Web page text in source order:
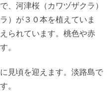
、河津桜（カワヅザクラ）
）が３０本を植えていま
られています。桃色や赤
。
見頃を迎えます。淡路島で
。